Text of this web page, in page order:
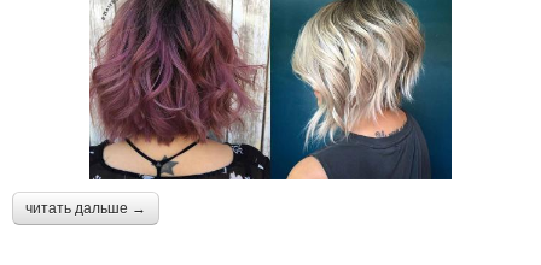
читать дальше →